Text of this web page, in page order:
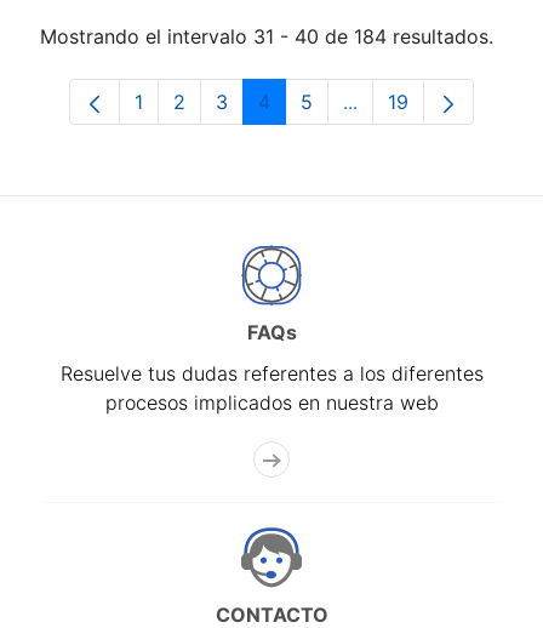
Mostrando el intervalo 31 - 40 de 184 resultados.
Página
1 Página
2 Página
3 Página
4 Página
5 ...Páginas intermedias
Página
19
FAQs
Resuelve tus dudas referentes a los diferentes
procesos implicados en nuestra web
CONTACTO